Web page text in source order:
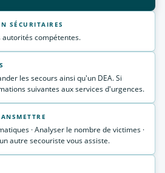
SÉCURITAIRES
compétentes.
les secours ainsi qu'un DEA. Si
suivantes aux services d'urgences.
· Analyser le nombre de victimes ·
autre secouriste vous assiste.